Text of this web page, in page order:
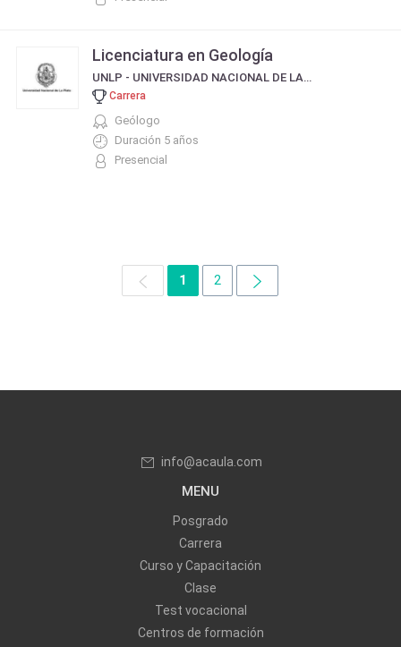
Licenciatura en Geología
UNLP - UNIVERSIDAD NACIONAL DE LA PLATA
Carrera
Geólogo
Duración 5 años
Presencial
1 2
info@acaula.com
MENU
Posgrado
Carrera
Curso y Capacitación
Clase
Test vocacional
Centros de formación